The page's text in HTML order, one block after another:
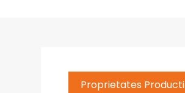
Proprietates Producti